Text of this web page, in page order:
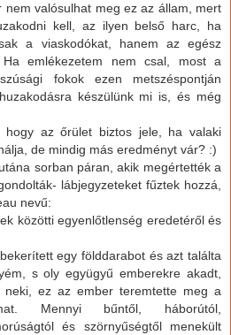
nem valósulhat meg ez az állam, mert
kell, az ilyen belső harc, ha
a viaskodókat, hanem az egész
Ha emlékezetem nem csal, most a
fokok ezen metszéspontján
készülünk mi is, és még
hogy az őrület biztos jele, ha valaki
de mindig más eredményt vár? :)
sorban páran, akik megértették a
lábjegyzeteket fűztek hozzá,
nevű:
közötti egyenlőtlenség eredetéről és
bekerített egy földdarabot és azt találta
s oly együgyű emberekre akadt,
ez az ember teremtette meg a
Mennyi bűntől, háborútól,
és szörnyűségtől menekült